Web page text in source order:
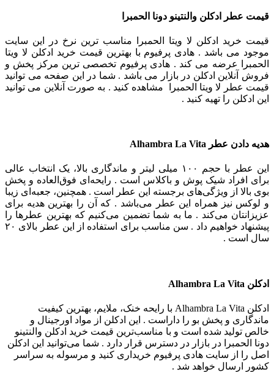
قیمت عطر ادکلن والنتینو دونا الحمبرا
قیمت خرید ادکلن لا ویتا الحمبرا مناسب ترین نرخ در این سایت
موجود می باشد . هادی پرفیوم با بهترین قیمت خرید ادکلن لا ویتا
الحمبرا عرضه می کند . هادی پرفیوم تخصصی ترین مرکز پخش و
فروش آنلاین ادکلن در بازار می باشد . شما در این صفحه می توانید
قیمت عطر لا ویتا الحمبرا مشاهده کنید . به صورت آنلاین می توانید
این ادکلن را تهیه کنید .
هدیه دادن عطر Alhambra La Vita
این عطر با حجم ۱۰۰ میلی لیتر و ماندگاری بالا، یک انتخاب عالی
برای افراد شیک پوش و باکلاس است . رایحه‌ای فوق‌العاده و پخش
بوی بالا از ویژگی‌های برجسته این عطر است . همچنین، جعبه‌ای زیبا
و لوکس نیز همراه این عطر می‌باشد . که آن را بهترین هدیه برای
عزیزانتان می‌کند . ما به شما تضمین می‌کنیم که بهترین عطرها را
پیشنهاد خواهیم داد . سن مناسب برای استفاده از این عطر بالای ۲۰
سال است .
ادکلن Alhambra La Vita
ادکلن Alhambra La Vita با رایحه خنک، ملایم، بهترین کیفیت
ماندگاری و پخش بو را داراست . این ادکلن از مواد اورجینال و
خالص تولید شده است و با مناسب‌ترین قیمت خرید ادکلن والنتینو
دونا الحمبرا در بازار در دسترس قرار دارد . شما می‌توانید این ادکلن
اصل را از سایت هادی پرفیوم خریداری کنید و مرسوله به سراسر
کشور ارسال خواهد شد .